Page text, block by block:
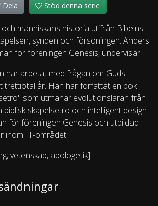
Dela Stöd denna serie
och människans historia utifrån Bibelns
synden och försoningen. Anders
för föreningen Genesis, undervisar.
har arbetat med frågan om Guds
trettiotal år. Han har författat en bok
som utmanar evolutionsläran från
biblisk skapelsetro och intelligent design.
för föreningen Genesis och utbildad
inom IT-området.
vetenskap, apologetik]